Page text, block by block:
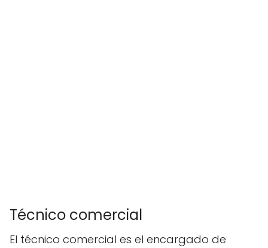
Técnico comercial
El técnico comercial es el encargado de